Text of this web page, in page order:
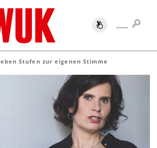
NAVIGATION SUCHE
Stufen zur eigenen Stimme